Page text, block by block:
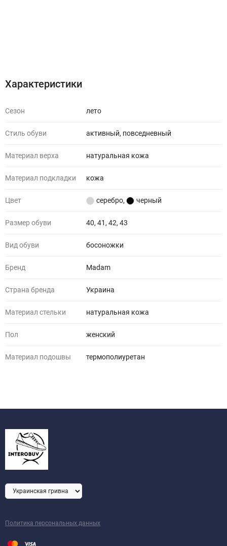
Характеристики
Сезон лето
Стиль обуви активный, повседневный
Материал верха натуральная кожа
Материал подкладки кожа
Цвет серебро, черный
Размер обуви 40, 41, 42, 43
Вид обуви босоножки
Бренд Madam
Страна бренда Украина
Материал стельки натуральная кожа
Пол женский
Материал подошвы термополиуретан
Политика персональных данных